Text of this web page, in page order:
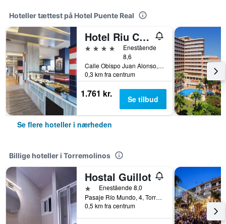
Hoteller tættest på Hotel Puente Real
Hotel Riu Costa Del Sol
4 stjerner
Enestående
8,6
Calle Obispo Juan Alonso, nº 2, Torremolinos, Andalusien, Spanien
0,3 km fra centrum
1.761 kr. Se tilbud
Se flere hoteller i nærheden
Billige hoteller i Torremolinos
Hostal Guillot
1 stjerneEnestående 8,0
Pasaje Río Mundo, 4, Torremolinos, Andalusien, Spanien
0,5 km fra centrum